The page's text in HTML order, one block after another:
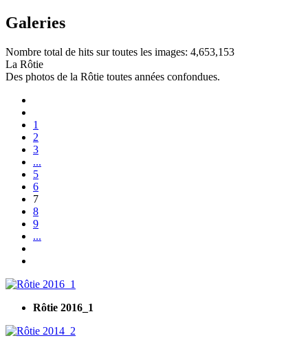
Galeries
Nombre total de hits sur toutes les images: 4,653,153
La Rôtie
Des photos de la Rôtie toutes années confondues.
1
2
3
...
5
6
7
8
9
...
Rôtie 2016_1